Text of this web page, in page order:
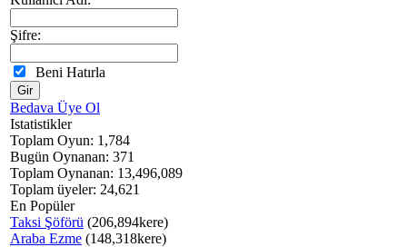
Şifre:
Beni Hatırla
Bedava Üye Ol
Istatistikler
Toplam Oyun: 1,784
Bugün Oynanan: 371
Toplam Oynanan: 13,496,089
Toplam üyeler: 24,621
En Popüler
Taksi Şöförü (206,894kere)
Araba Ezme (148,318kere)